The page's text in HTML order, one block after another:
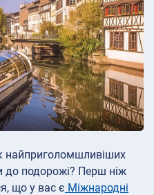
найприголомшливіших
до подорожі? Перш ніж
що у вас є Міжнародні